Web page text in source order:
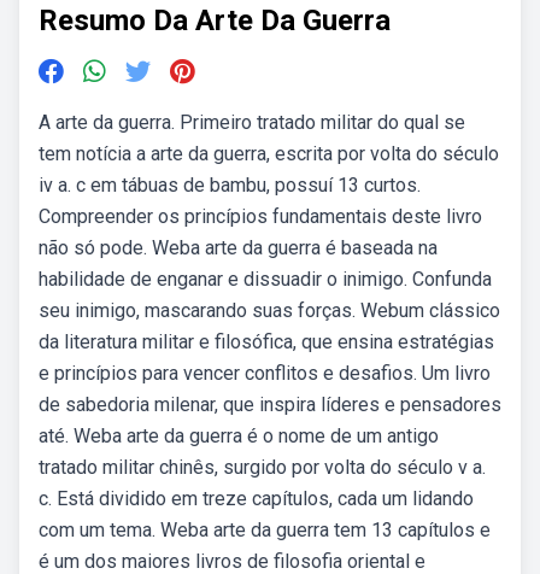
Resumo Da Arte Da Guerra
A arte da guerra. Primeiro tratado militar do qual se
tem notícia a arte da guerra, escrita por volta do século
iv a. c em tábuas de bambu, possuí 13 curtos.
Compreender os princípios fundamentais deste livro
não só pode. Weba arte da guerra é baseada na
habilidade de enganar e dissuadir o inimigo. Confunda
seu inimigo, mascarando suas forças. Webum clássico
da literatura militar e filosófica, que ensina estratégias
e princípios para vencer conflitos e desafios. Um livro
de sabedoria milenar, que inspira líderes e pensadores
até. Weba arte da guerra é o nome de um antigo
tratado militar chinês, surgido por volta do século v a.
c. Está dividido em treze capítulos, cada um lidando
com um tema. Weba arte da guerra tem 13 capítulos e
é um dos maiores livros de filosofia oriental e